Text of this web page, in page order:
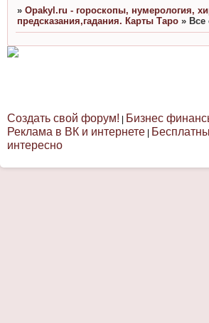
» Opakyl.ru - гороскопы, нумерология,
предсказания,гадания. Карты Таро » Все
Создать свой форум! Бизнес
Реклама в ВК и интернете
интересно